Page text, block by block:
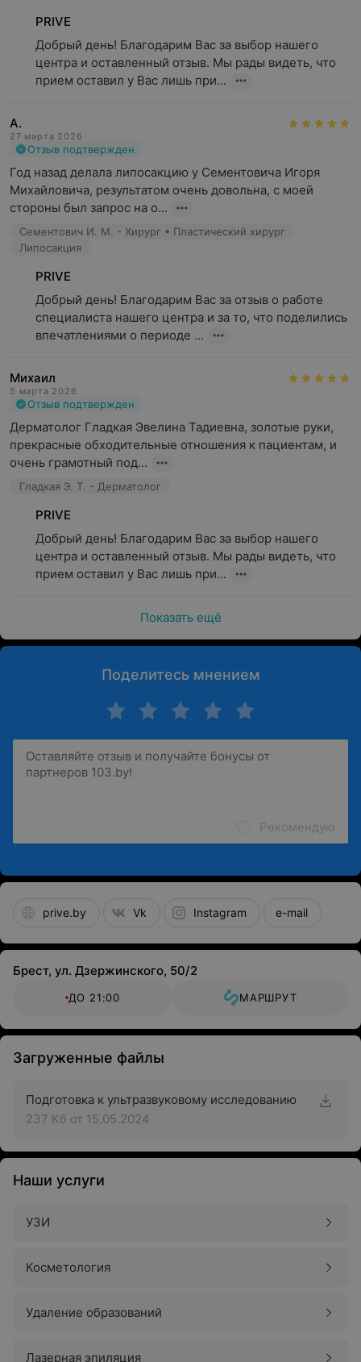
PRIVE
Добрый день! Благодарим Вас за выбор нашего
центра и оставленный отзыв. Мы рады видеть, что
прием оставил у Вас лишь при...
А.
27 марта 2026
Отзыв подтвержден
Год назад делала липосакцию у Сементовича Игоря
Михайловича, результатом очень довольна, с моей
стороны был запрос на о...
Сементович И. М. - Хирург • Пластический хирург
Липосакция
PRIVE
Добрый день! Благодарим Вас за отзыв о работе
специалиста нашего центра и за то, что поделились
впечатлениями о периоде ...
Михаил
5 марта 2026
Отзыв подтвержден
Дерматолог Гладкая Эвелина Тадиевна, золотые руки,
прекрасные обходительные отношения к пациентам, и
очень грамотный под...
Гладкая Э. Т. - Дерматолог
PRIVE
Добрый день! Благодарим Вас за выбор нашего
центра и оставленный отзыв. Мы рады видеть, что
прием оставил у Вас лишь при...
Показать ещё
Поделитесь мнением
Рекомендую
prive.by Vk Instagram e-mail
Брест, ул. Дзержинского, 50/2
ДО 21:00 МАРШРУТ
Загруженные файлы
Подготовка к ультразвуковому исследованию
237 Кб от 15.05.2024
Наши услуги
УЗИ
Косметология
Удаление образований
Лазерная эпиляция